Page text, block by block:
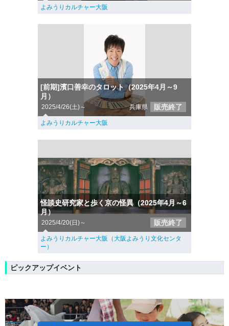
よみうりカルチャー大阪
[前期]濱口善幸のタロット（2025年4月～9
月）
2025/4/26(土)～ 兵庫県 販売終了
よみうりカルチャー大阪
怪談史研究家と歩く京の怪異（2025年4月～6
月）
2025/4/20(日)～ 販売終了
よみうりカルチャー大阪（大阪よみうり文化センタ
ー）
ピックアップイベント